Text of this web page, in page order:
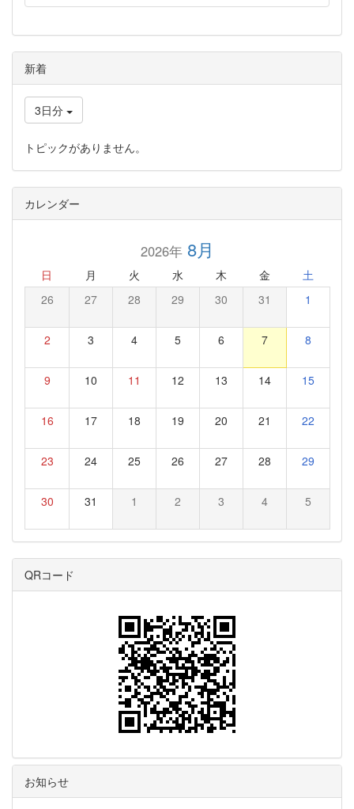
新着
3日分
トピックがありません。
カレンダー
2026年8月
日 月 火 水 木 金 土
26 27 28 29 30 31 1
2 3 4 5 6 7 8
9 10 11 12 13 14 15
16 17 18 19 20 21 22
23 24 25 26 27 28 29
30 31 1 2 3 4 5
QRコード
お知らせ